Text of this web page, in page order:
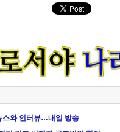
스와 인터뷰…내일 방송